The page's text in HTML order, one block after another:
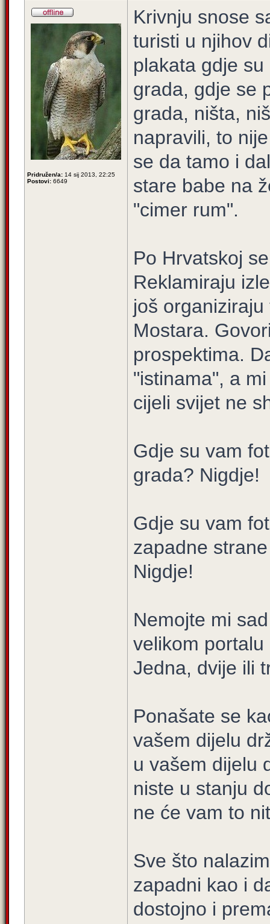
Pridružen/a: 14 sij 2013, 22:25
Postovi: 6649
Krivnju snose
turisti u njihov
plakata gdje
grada, gdje se
grada, ništa,
napravili, to
se da tamo i
stare babe na
"cimer rum".
Po Hrvatskoj
Reklamiraju
još
Mostara.
prospektima.
"istinama", a
cijeli svijet ne
Gdje su vam
grada? Nigdje!
Gdje su vam
zapadne
Nigdje!
Nemojte mi
velikom
Jedna, dvije ili
Ponašate se
vašem dijelu
u vašem dijelu
niste u stanju
ne će vam to
Sve što
zapadni kao i
dostojno i